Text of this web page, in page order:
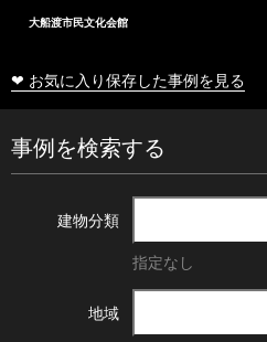
大船渡市民文化会館
❤ お気に入り保存した事例を見る
事例を検索する
建物分類
指定なし
地域